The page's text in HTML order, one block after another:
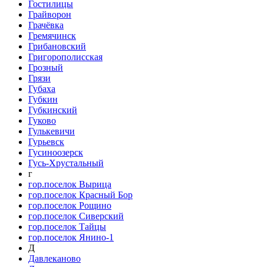
Гостилицы
Грайворон
Грачёвка
Гремячинск
Грибановский
Григорополисская
Грозный
Грязи
Губаха
Губкин
Губкинский
Гуково
Гулькевичи
Гурьевск
Гусиноозерск
Гусь-Хрустальный
г
гор.поселок Вырица
гор.поселок Красный Бор
гор.поселок Рощино
гор.поселок Сиверский
гор.поселок Тайцы
гор.поселок Янино-1
Д
Давлеканово